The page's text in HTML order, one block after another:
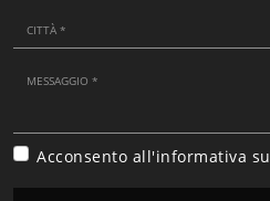
Acconsento all'informativa